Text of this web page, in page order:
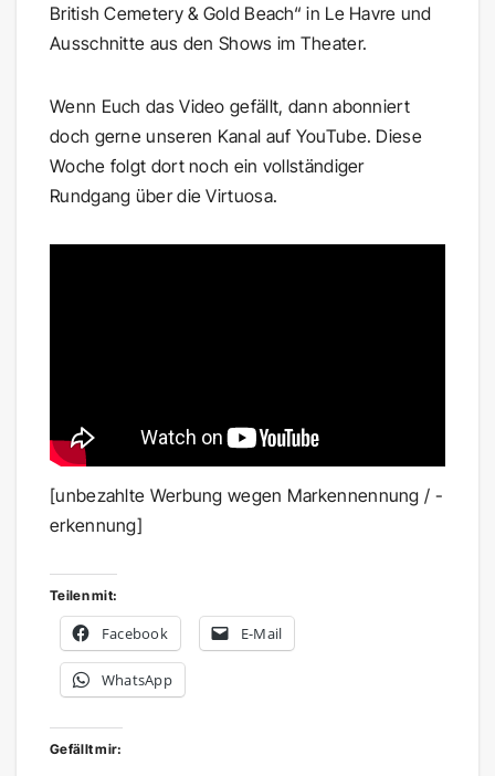
British Cemetery & Gold Beach“ in Le Havre und
Ausschnitte aus den Shows im Theater.
Wenn Euch das Video gefällt, dann abonniert
doch gerne unseren Kanal auf YouTube. Diese
Woche folgt dort noch ein vollständiger
Rundgang über die Virtuosa.
[unbezahlte Werbung wegen Markennennung / -
erkennung]
Teilen mit:
Facebook E-Mail
WhatsApp
Gefällt mir: